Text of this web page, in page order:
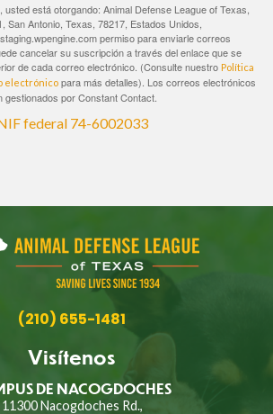
está otorgando: Animal Defense League of Texas,
San Antonio, Texas, 78217, Estados Unidos,
permiso para enviarle correos
cancelar su suscripción a través del enlace que se
de cada correo electrónico. (Consulte nuestro Política
electrónicopara más detalles). Los correos electrónicos
gestionados por Constant Contact.
federal 74-6002033
(210) 655-1481
Visítenos
DE NACOGDOCHES
11300 Nacogdoches Rd.,